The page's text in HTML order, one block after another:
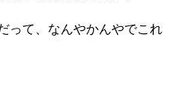
って、なんやかんやでこれ